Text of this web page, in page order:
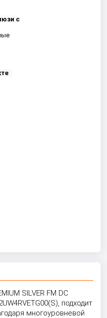
с
SILVER FM DC
подходит
многоуровневой